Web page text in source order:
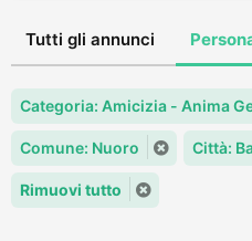
Tutti gli annunci
Categoria: Amicizia - Anima
Comune: Nuoro Città:
Rimuovi tutto